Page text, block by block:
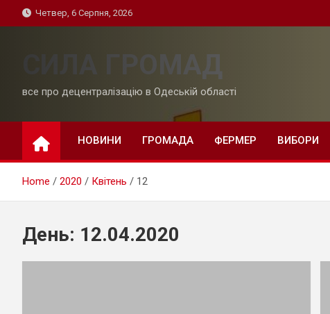
to
Четвер, 6 Серпня, 2026
СИЛА ГРОМАД
все про децентралізацію в Одеській області
НОВИНИ ГРОМАДА ФЕРМЕР ВИБОРИ
Home 2020 Квітень 12
День: 12.04.2020